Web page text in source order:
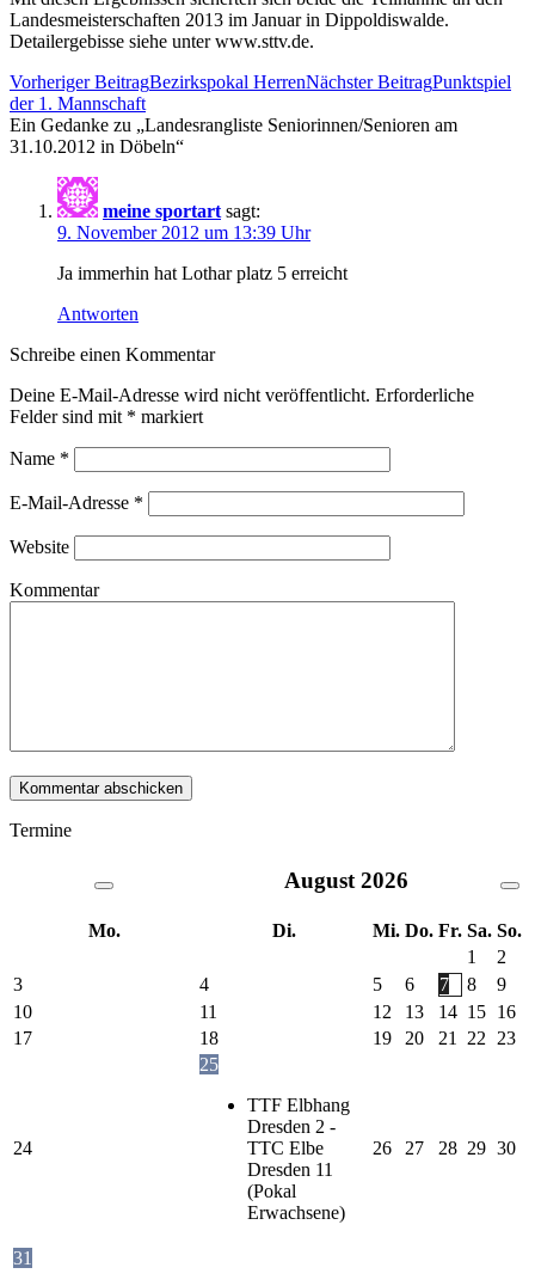
Landesmeisterschaften 2013 im Januar in Dippoldiswalde.
Detailergebisse siehe unter www.sttv.de.
Beitrags-
Navigation
Vorheriger BeitragBezirkspokal HerrenNächster BeitragPunktspiel
der 1. Mannschaft
Ein Gedanke zu „Landesrangliste Seniorinnen/Senioren am
31.10.2012 in Döbeln“
meine sportart sagt:
9. November 2012 um 13:39 Uhr
Ja immerhin hat Lothar platz 5 erreicht
Antworten
Schreibe einen Kommentar
Deine E-Mail-Adresse wird nicht veröffentlicht. Erforderliche
Felder sind mit * markiert
Name *
E-Mail-Adresse *
Website
Kommentar
Termine
August 2026
Mo. Di. Mi. Do. Fr. Sa. So.
1
2
3
4 5 6 7 8
9
10
11 12 13 14 15 16
17
18 19 20 21 22 23
24
25
TTF Elbhang
Dresden 2 -
TTC Elbe
Dresden 11
(Pokal
Erwachsene)
26 27 28 29 30
31